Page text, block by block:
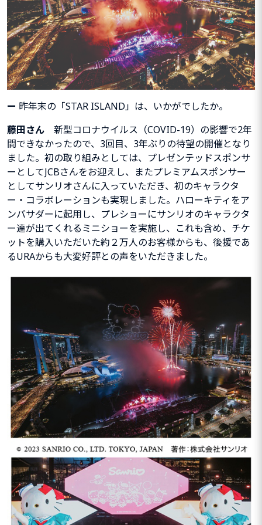
ー 昨年末の「STAR ISLAND」は、いかがでしたか。
藤田さん 新型コロナウイルス（COVID-19）の影響で2年
間できなかったので、3回目、3年ぶりの待望の開催となり
ました。初の取り組みとしては、プレゼンテッドスポンサ
ーとしてJCBさんをお迎えし、またプレミアムスポンサー
としてサンリオさんに入っていただき、初のキャラクタ
ー・コラボレーションも実現しました。ハローキティをア
ンバサダーに起用し、プレショーにサンリオのキャラクタ
ー達が出てくれるミニショーを実施し、これも含め、チケ
ットを購入いただいた約２万人のお客様からも、後援であ
るURAからも大変好評との声をいただきました。